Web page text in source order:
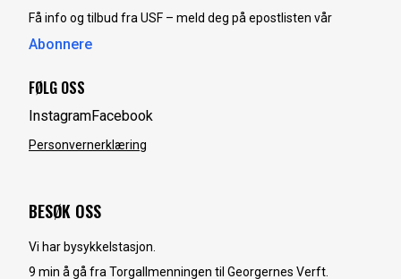
Få info og tilbud fra USF – meld deg på epostlisten vår
Abonnere
FØLG OSS
InstagramFacebook
Personvernerklæring
BESØK OSS
Vi har bysykkelstasjon.
9 min å gå fra Torgallmenningen til Georgernes Verft.